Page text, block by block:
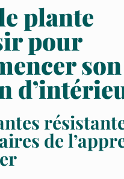
plante
pour
son
de